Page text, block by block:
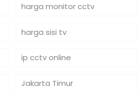
harga monitor cctv
harga sisi tv
ip cctv online
Jakarta Timur